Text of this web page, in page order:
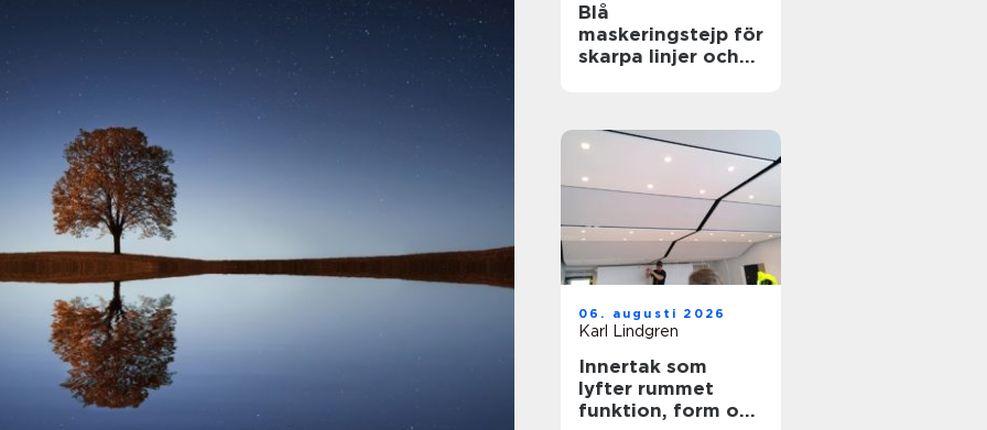
Blå
maskeringstejp för
skarpa linjer och
06. augusti 2026
Karl Lindgren
Innertak som
lyfter rummet
funktion, form och